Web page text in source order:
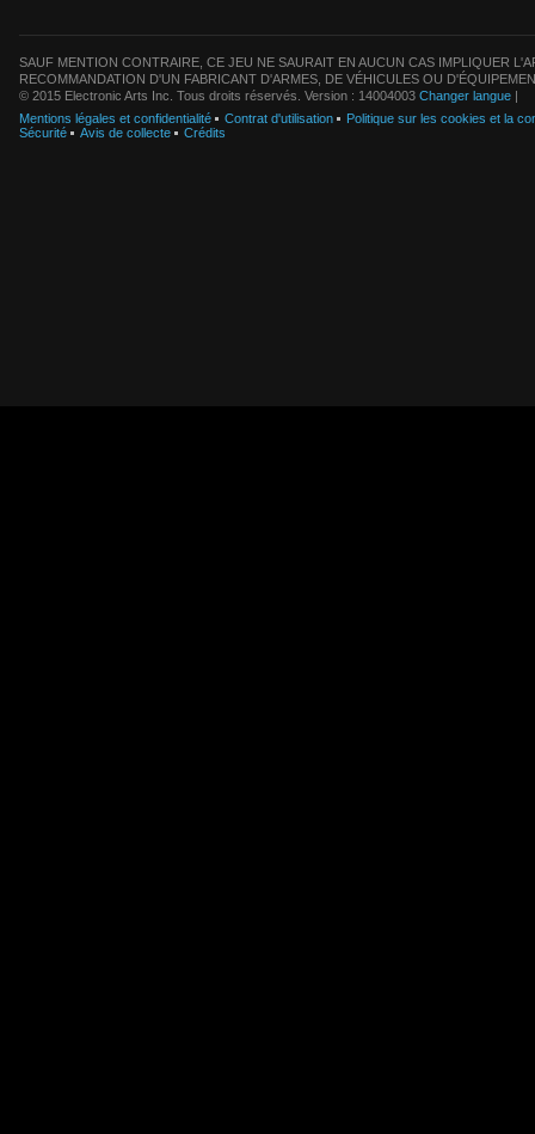
SAUF MENTION CONTRAIRE, CE JEU NE SAURAIT EN AUCUN CAS IMPLIQUER
RECOMMANDATION D'UN FABRICANT D'ARMES, DE VÉHICULES OU
© 2015 Electronic Arts Inc. Tous droits réservés. Version : 14004003 Changer langue |
Mentions légales et confidentialité
Contrat d'utilisation
Politique sur les cookies et la
Sécurité
Avis de collecte Crédits